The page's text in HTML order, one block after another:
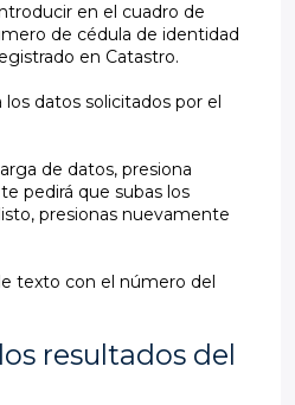
en el cuadro de
de cédula de identidad
en Catastro.
datos solicitados por el
de datos, presiona
pedirá que subas los
presionas nuevamente
texto con el número del
resultados del